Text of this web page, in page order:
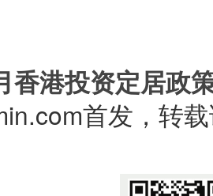
香港投资定居政
首发，转